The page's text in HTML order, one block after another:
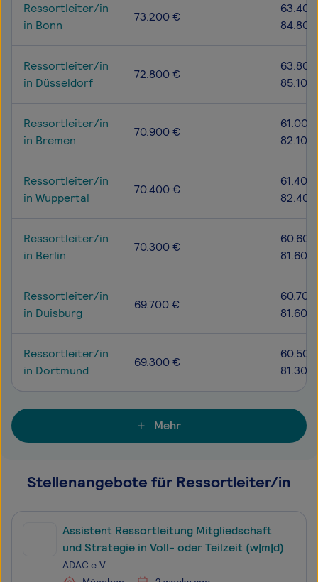
Ressortleiter/in
in Bonn
73.200 €
Ressortleiter/in
in Düsseldorf
72.800 €
Ressortleiter/in
in Bremen
70.900 €
Ressortleiter/in
in Wuppertal
70.400 €
Ressortleiter/in
in Berlin
70.300 €
Ressortleiter/in
in Duisburg
69.700 €
Ressortleiter/in
in Dortmund
69.300 €
Mehr
Stellenangebote für Ressortleiter/in
Assistent Ressortleitung Mitgliedschaft
und Strategie in Voll- oder Teilzeit (w|m|d)
ADAC e.V.